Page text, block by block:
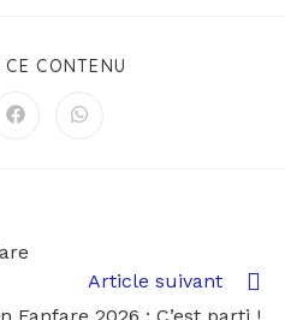
CE CONTENU
Article suivant